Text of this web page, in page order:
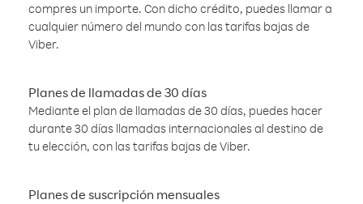
compres un importe. Con dicho crédito, puedes llamar a
cualquier número del mundo con las tarifas bajas de
Viber.
Planes de llamadas de 30 días
Mediante el plan de llamadas de 30 días, puedes hacer
durante 30 días llamadas internacionales al destino de
tu elección, con las tarifas bajas de Viber.
Planes de suscripción mensuales